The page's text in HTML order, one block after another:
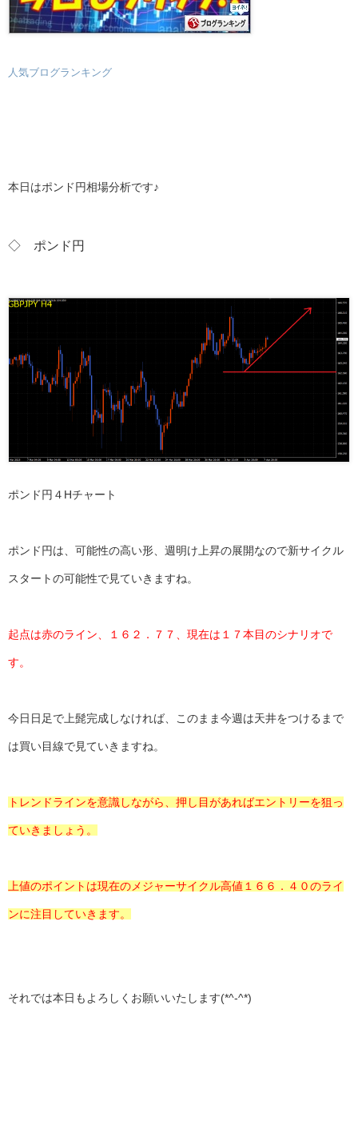
人気ブログランキング
本日はポンド円相場分析です♪
◇ ポンド 円
ポンド円４Hチャート
ポンド円は、可能性の高い形、週明け上昇の展開なので新サイクル
スタートの可能性で見ていきますね。
起点は赤のライン、１６２．７７、現在は１７本目のシナリオで
す。
今日日足で上髭完成しなければ、このまま今週は天井をつけるまで
は買い目線で見ていきますね。
トレンドラインを意識しながら、押し目があればエントリーを狙っ
ていきましょう。
上値のポイントは現在のメジャーサイクル高値１６６．４０のライ
ンに注目していきます。
それでは本日もよろしくお願いいたします(*^-^*)